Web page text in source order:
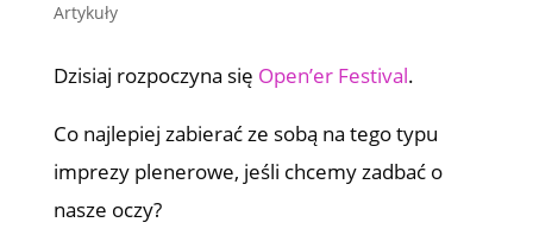
Artykuły
Dzisiaj rozpoczyna się Open’er Festival.
Co najlepiej zabierać ze sobą na tego typu
imprezy plenerowe, jeśli chcemy zadbać o
nasze oczy?